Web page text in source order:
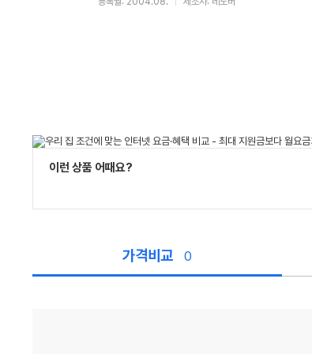
이런 상품 어때요?
가격비교 0